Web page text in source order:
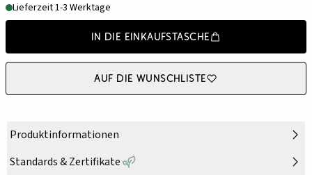
Lieferzeit 1-3 Werktage
In die Einkaufstasche
Auf die Wunschliste
Produktinformationen
Standards & Zertifikate